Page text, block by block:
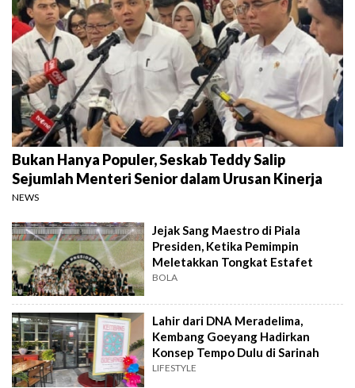
Bukan Hanya Populer, Seskab Teddy Salip
Sejumlah Menteri Senior dalam Urusan Kinerja
NEWS
Jejak Sang Maestro di Piala
Presiden, Ketika Pemimpin
Meletakkan Tongkat Estafet
BOLA
Lahir dari DNA Meradelima,
Kembang Goeyang Hadirkan
Konsep Tempo Dulu di Sarinah
LIFESTYLE